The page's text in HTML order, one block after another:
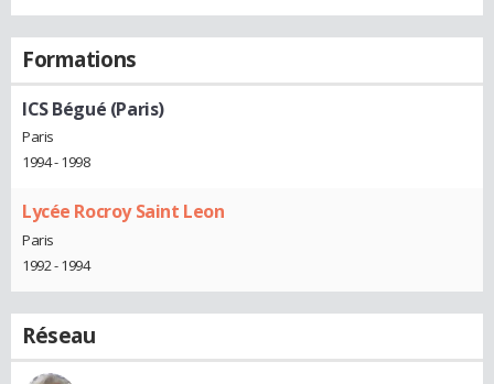
Formations
ICS Bégué (Paris)
Paris
1994 - 1998
Lycée Rocroy Saint Leon
Paris
1992 - 1994
Réseau